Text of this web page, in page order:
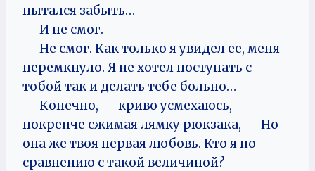
пытался забыть…
— И не смог.
— Не смог. Как только я увидел ее, меня
перемкнуло. Я не хотел поступать с
тобой так и делать тебе больно…
— Конечно, — криво усмехаюсь,
покрепче сжимая лямку рюкзака, — Но
она же твоя первая любовь. Кто я по
сравнению с такой величиной?